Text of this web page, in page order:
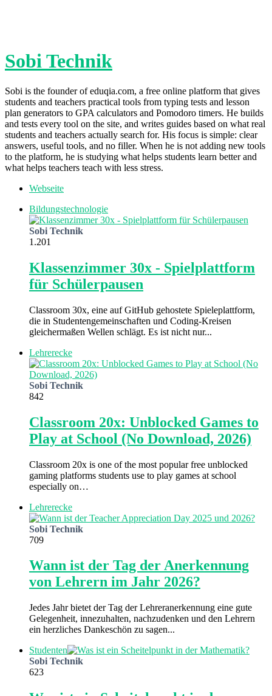
Sobi Technik
Sobi is the founder of eduqia.com, a free online platform that gives
students and teachers practical tools from typing tests and lesson
plan generators to GPA calculators and Pomodoro timers. He builds
and tests every tool on the site, and writes guides based on what real
students and teachers actually search for. His focus is simple: clear
answers, useful tools, and no filler. When he is not adding new tools
to the platform, he is studying what helps students learn better and
what helps teachers teach with less stress.
Webseite
Bildungstechnologie
Sobi Technik
1.201
Klassenzimmer 30x - Spielplattform
für Schülerpausen
Classroom 30x, eine auf GitHub gehostete Spieleplattform,
die in Studentengemeinschaften und Coding-Kreisen
gleichermaßen Wellen schlägt. Es ist nicht nur...
Lehrerecke
Sobi Technik
842
Classroom 20x: Unblocked Games to
Play at School (No Download, 2026)
Classroom 20x is one of the most popular free unblocked
gaming platforms students use to play games at school
especially on…
Lehrerecke
Sobi Technik
709
Wann ist der Tag der Anerkennung
von Lehrern im Jahr 2026?
Jedes Jahr bietet der Tag der Lehreranerkennung eine gute
Gelegenheit, innezuhalten, nachzudenken und den Lehrern
ein herzliches Dankeschön zu sagen...
Studenten
Sobi Technik
623